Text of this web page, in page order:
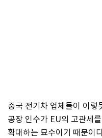
중국 전기차 업체들이 이렇
공장 인수가 EU의 고관세
확대하는 묘수이기 때문이